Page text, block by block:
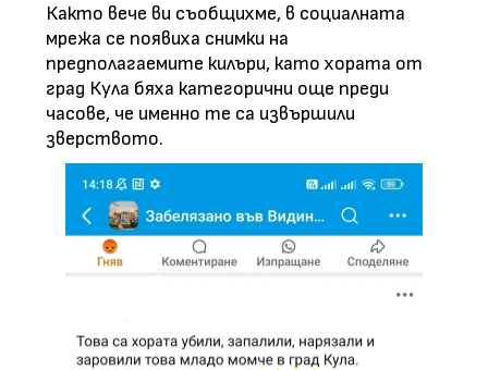
Както вече ви съобщихме, в социалната
мрежа се появиха снимки на
предполагаемите килъри, като хората от
град Кула бяха категорични още преди
часове, че именно те са извършили
зверството.